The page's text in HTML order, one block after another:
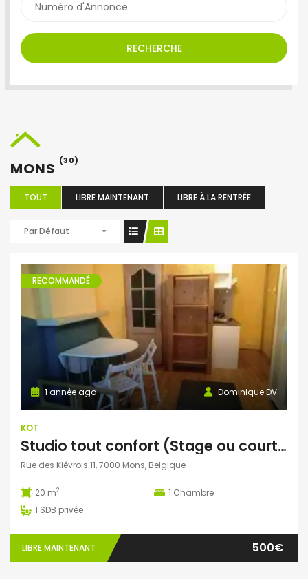
RECHERCHE
MONS (30)
TOUT LIBRE MAINTENANT LIBRE À LA RENTRÉE
Par Défaut
RECOMMANDÉ
Dominique DV
1 année ago
KOT
Studio tout confort (Stage ou courte durée possible)
Rue des Kiévrois 11, 7000 Mons, Belgique
20 m2 1 Chambre
1 SDB privée
LIBRE MAINTENANT 500€